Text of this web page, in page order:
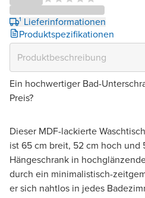
¹ Lieferinformationen
Produktspezifikationen
Ein hochwertiger Bad-
Preis?
Dieser MDF-lackierte
ist 65 cm breit, 52 cm hoch und
Hängeschrank in
durch ein minimalistisch-
er sich nahtlos in jedes